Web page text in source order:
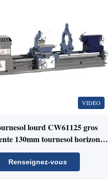
VIDÉO
lourd CW61125 gros
130mm tournesol horizontal
puissant
Renseignez-vous